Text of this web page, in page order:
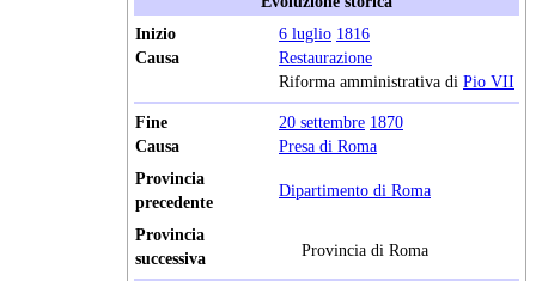
Inizio
Causa
6 luglio 1816
Restaurazione
Riforma amministrativa di Pio VII
Fine
Causa
20 settembre 1870
Presa di Roma
Provincia
precedente
Dipartimento di Roma
Provincia
successiva
Provincia di Roma